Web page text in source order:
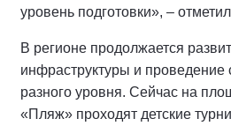
уровень подготовки», –
В регионе продолжается
инфраструктуры и проведение
разного уровня. Сейчас на
«Пляж» проходят детские